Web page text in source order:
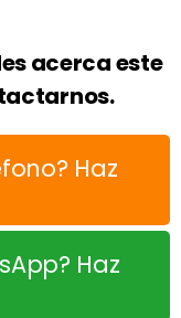
acerca este
Haz
Haz